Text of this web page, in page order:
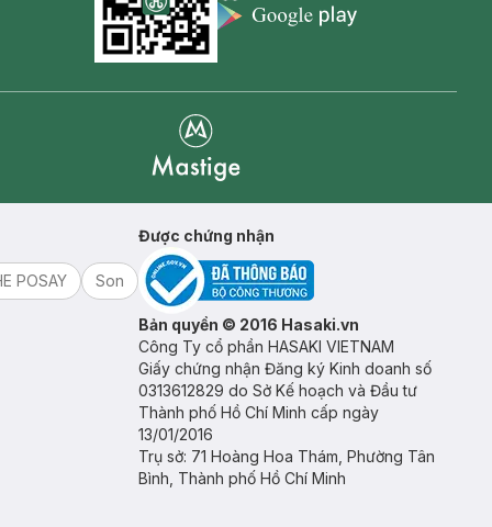
Appstore icon
POSAY
Son
Được chứng nhận
Bản quyền © 2016 Hasaki.vn
Công Ty cổ phần HASAKI VIETNAM
Giấy chứng nhận Đăng ký Kinh doanh số
0313612829 do Sở Kế hoạch và Đầu tư
Thành phố Hồ Chí Minh cấp ngày
13/01/2016
Trụ sở: 71 Hoàng Hoa Thám, Phường Tân
Bình, Thành phố Hồ Chí Minh